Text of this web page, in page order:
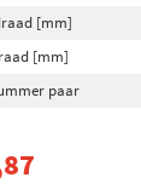
[mm]
[mm]
paar